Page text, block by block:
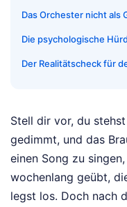
Das Orchester nicht als
Die psychologische
Der Realitätscheck für
Stell dir vor, du
gedimmt, und das
einen Song zu
wochenlang geübt,
legst los. Doch nach